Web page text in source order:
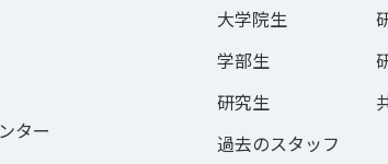
ター
大学院生
学部生
研究生
過去のスタッフ